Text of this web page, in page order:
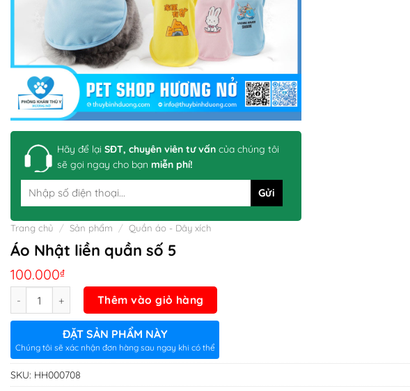
Hãy để lại SĐT, chuyên viên tư vấn của chúng tôi
sẽ gọi ngay cho bạn miễn phí!
Trang chủ / Sản phẩm / Quần áo - Dây xích
Áo Nhật liền quần số 5
100.000₫
Thêm vào giỏ hàng
ĐẶT SẢN PHẨM NÀY
Chúng tôi sẽ xác nhận đơn hàng sau ngay khi có thể
SKU: HH000708